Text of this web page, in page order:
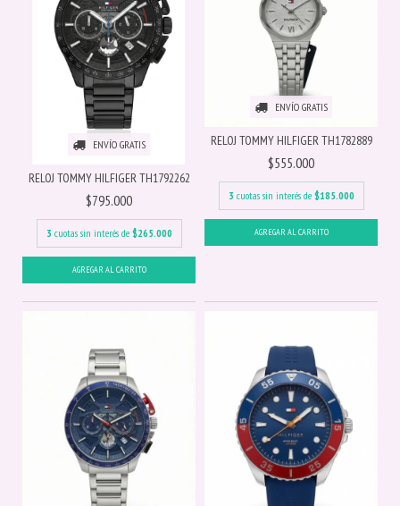
ENVÍO GRATIS
RELOJ TOMMY HILFIGER TH1792262
$795.000
3 cuotas sin interés de $265.000
ENVÍO GRATIS
RELOJ TOMMY HILFIGER TH1782889
$555.000
3 cuotas sin interés de $185.000